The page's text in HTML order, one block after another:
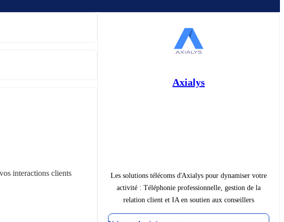
interactions clients
Axialys
Les solutions télécoms d'Axialys pour dynamiser votre
activité : Téléphonie professionnelle, gestion de la
relation client et IA en soutien aux conseillers